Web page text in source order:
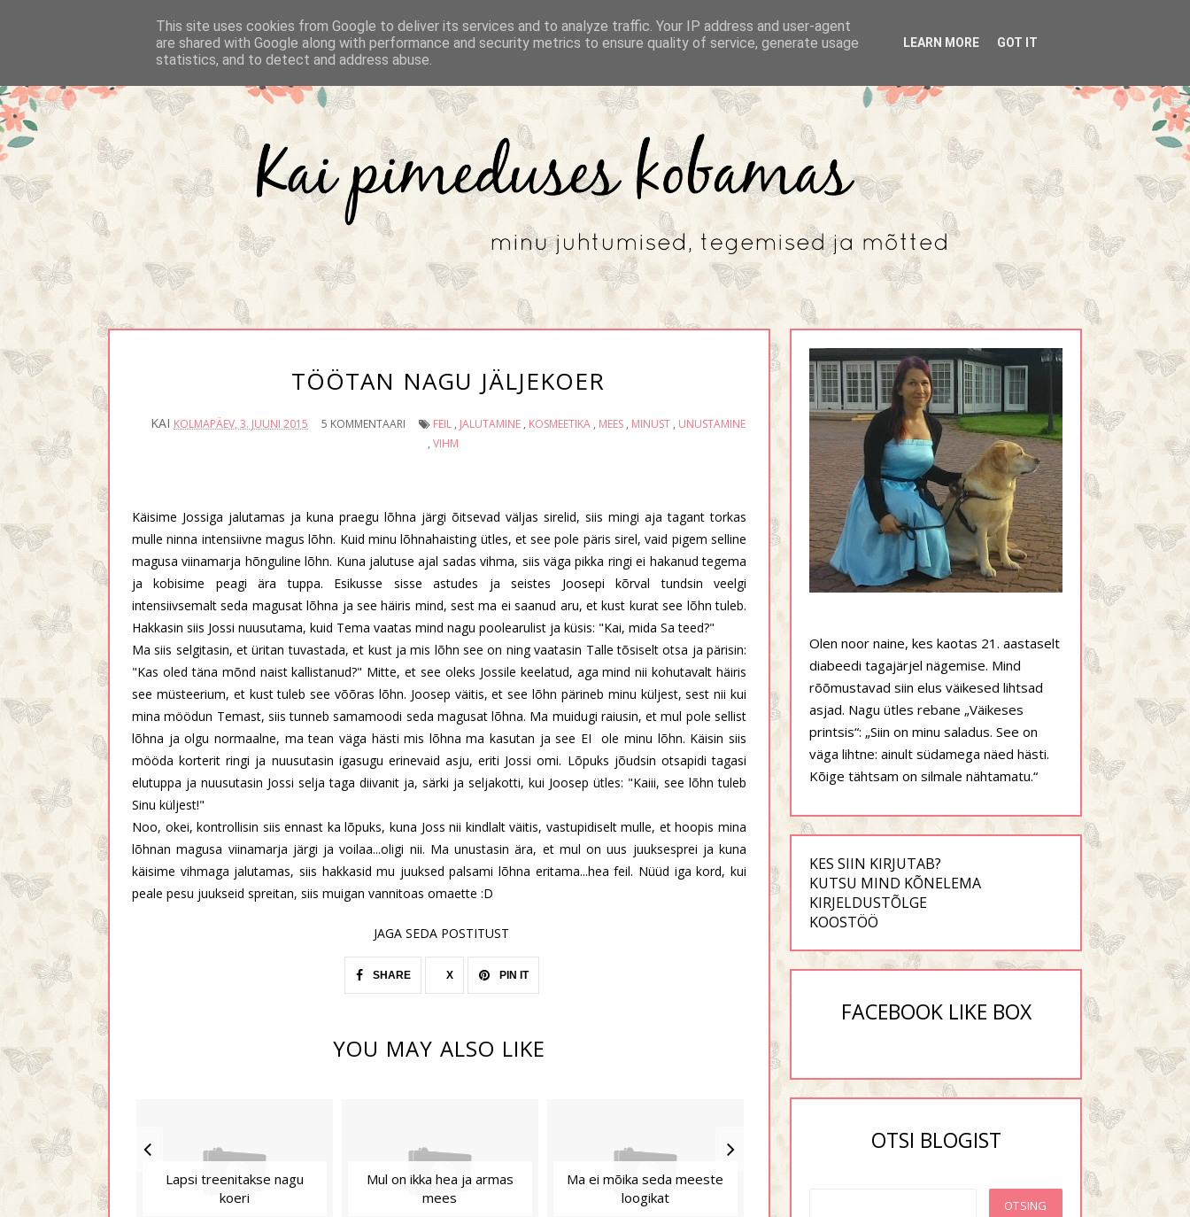
TÖÖTAN NAGU JÄLJEKOER
KAI KOLMAPÄEV, 3. JUUNI 2015 5 KOMMENTAARI FEIL , JALUTAMINE , KOSMEETIKA , MEES , MINUST , UNUSTAMINE
, VIHM
Käisime Jossiga jalutamas ja kuna praegu lõhna järgi õitsevad väljas sirelid, siis mingi aja tagant torkas
mulle ninna intensiivne magus lõhn. Kuid minu lõhnahaisting ütles, et see pole päris sirel, vaid pigem selline
magusa viinamarja hõnguline lõhn. Kuna jalutuse ajal sadas vihma, siis väga pikka ringi ei hakanud tegema
ja kobisime peagi ära tuppa. Esikusse sisse astudes ja seistes Joosepi kõrval tundsin veelgi
intensiivsemalt seda magusat lõhna ja see häiris mind, sest ma ei saanud aru, et kust kurat see lõhn tuleb.
Hakkasin siis Jossi nuusutama, kuid Tema vaatas mind nagu poolearulist ja küsis: "Kai, mida Sa teed?"
Ma siis selgitasin, et üritan tuvastada, et kust ja mis lõhn see on ning vaatasin Talle tõsiselt otsa ja pärisin:
"Kas oled täna mõnd naist kallistanud?" Mitte, et see oleks Jossile keelatud, aga mind nii kohutavalt häiris
see müsteerium, et kust tuleb see võõras lõhn. Joosep väitis, et see lõhn pärineb minu küljest, sest nii kui
mina möödun Temast, siis tunneb samamoodi seda magusat lõhna. Ma muidugi raiusin, et mul pole sellist
lõhna ja olgu normaalne, ma tean väga hästi mis lõhna ma kasutan ja see EI ole minu lõhn. Käisin siis
mööda korterit ringi ja nuusutasin igasugu erinevaid asju, eriti Jossi omi. Lõpuks jõudsin otsapidi tagasi
elutuppa ja nuusutasin Jossi selja taga diivanit ja, särki ja seljakotti, kui Joosep ütles: "Kaiii, see lõhn tuleb
Sinu küljest!"
Noo, okei, kontrollisin siis ennast ka lõpuks, kuna Joss nii kindlalt väitis, vastupidiselt mulle, et hoopis mina
lõhnan magusa viinamarja järgi ja voilaa...oligi nii. Ma unustasin ära, et mul on uus juuksesprei ja kuna
käisime vihmaga jalutamas, siis hakkasid mu juuksed palsami lõhna eritama...hea feil. Nüüd iga kord, kui
peale pesu juukseid spreitan, siis muigan vannitoas omaette :D
JAGA SEDA POSTITUST
SHARE X PIN IT
YOU MAY ALSO LIKE
Lapsi treenitakse nagu
koeri
Mul on ikka hea ja armas
mees
Ma ei mõika seda meeste
loogikat
Minu suhted meestega vol.
Olen noor naine, kes kaotas 21. aastaselt
diabeedi tagajärjel nägemise. Mind
rõõmustavad siin elus väikesed lihtsad
asjad. Nagu ütles rebane „Väikeses
printsis“: „Siin on minu saladus. See on
väga lihtne: ainult südamega näed hästi.
Kõige tähtsam on silmale nähtamatu.“
KES SIIN KIRJUTAB?
KUTSU MIND KÕNELEMA
KIRJELDUSTÕLGE
KOOSTÖÖ
FACEBOOK LIKE BOX
OTSI BLOGIST
This site uses cookies from Google to deliver its services and to analyze traffic. Your IP address and user-agent
are shared with Google along with performance and security metrics to ensure quality of service, generate usage
statistics, and to detect and address abuse.
LEARN MORE GOT IT